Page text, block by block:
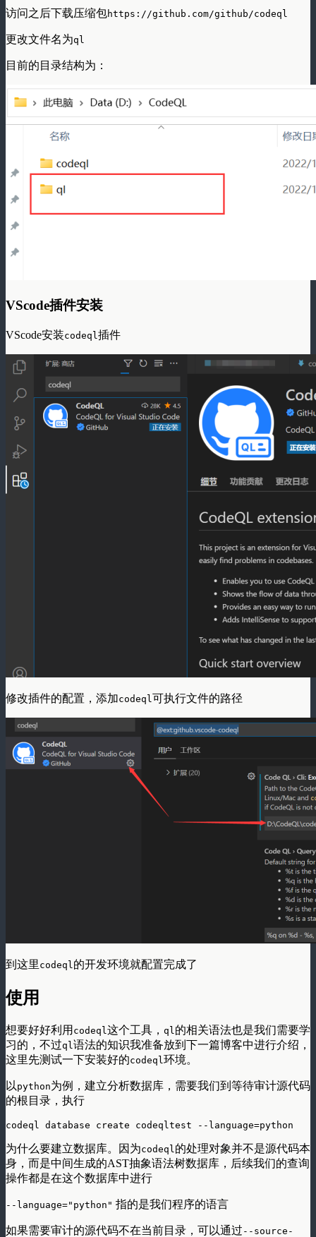
访问之后下载压缩包https://github.com/github/codeql
更改文件名为ql
目前的目录结构为：
VScode插件安装
VScode安装codeql 插件
修改插件的配置，添加codeql 可执行文件的路径
到这里 codeql 的开发环境就配置完成了
使用
想要好好利用 codeql 这个工具， ql 的相关语法也是我们需要学
习的，不过ql 语法的知识我准备放到下一篇博客中进行介绍，
这里先测试一下安装好的codeql 环境。
以 python为例，建立分析数据库，需要我们到等待审计源代码
的根目录，执行
为什么要建立数据库。因为codeql 的处理对象并不是源代码本
身，而是中间生成的AST抽象语法树数据库，后续我们的查询
操作都是在这个数据库中进行
--language="python" 指的是我们程序的语言
如果需要审计的源代码不在当前目录，可以通过 --source-